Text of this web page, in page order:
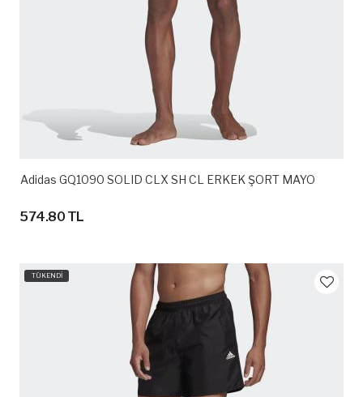
Adidas GQ1090 SOLID CLX SH CL ERKEK ŞORT MAYO
574.80 TL
TÜKENDİ